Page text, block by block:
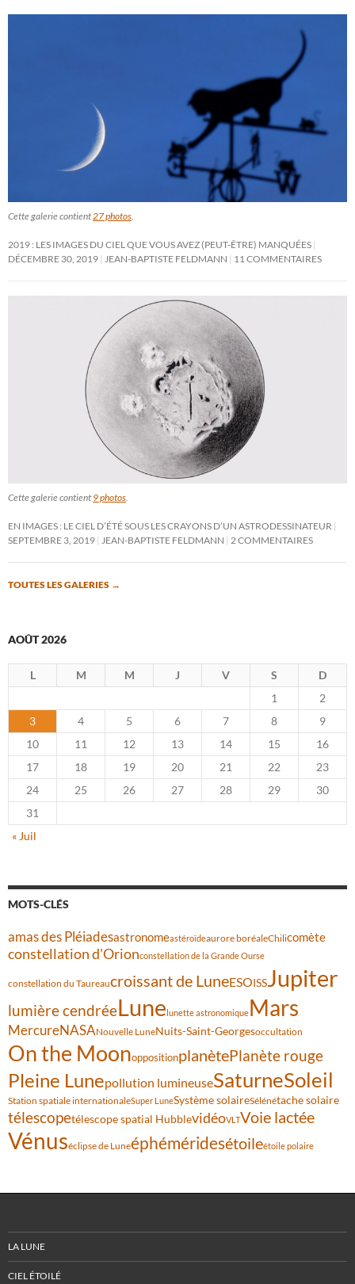
Cette galerie contient27 photos.
2019 : LES IMAGES DU CIEL QUE VOUS AVEZ (PEUT-ÊTRE) MANQUÉES
DÉCEMBRE 30, 2019 JEAN-BAPTISTE FELDMANN 11 COMMENTAIRES
Cette galerie contient 9 photos.
EN IMAGES : LE CIEL D’ÉTÉ SOUS LES CRAYONS D’UN ASTRODESSINATEUR
SEPTEMBRE 3, 2019 JEAN-BAPTISTE FELDMANN 2 COMMENTAIRES
TOUTES LES GALERIES →
AOÛT 2026
L M M J V S
D
1
2
3
4 5 6 7 8
9
10
11 12 13 14 15
16
17
18 19 20 21 22
23
24
25 26 27 28 29
30
31
« Juil
MOTS-CLÉS
amas des Pléiadesastronomeastéroïdeaurore boréaleChilicomète
constellation d'Orionconstellation de la Grande Ourse
constellation du Taureaucroissant de LuneESOISSJupiter
lumière cendréeLune lunette astronomiqueMars
MercureNASANouvelle LuneNuits-Saint-Georgesoccultation
On the MoonoppositionplanètePlanète rouge
Pleine Lunepollution lumineuseSaturneSoleil
Station spatiale internationaleSuper LuneSystème solaireSélénétache solaire
télescopetélescope spatial HubblevidéoVLTVoie lactée
Vénuséclipse de Luneéphéméridesétoileétoile polaire
LA LUNE
CIEL ÉTOILÉ